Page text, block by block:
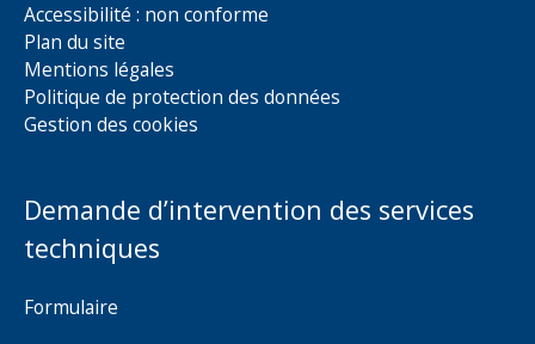
Accessibilité : non conforme
Plan du site
Mentions légales
Politique de protection des données
Gestion des cookies
Demande d’intervention des services
techniques
Formulaire